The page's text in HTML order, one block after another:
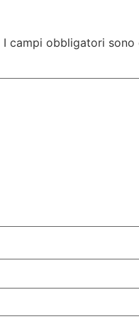
I campi obbligatori sono